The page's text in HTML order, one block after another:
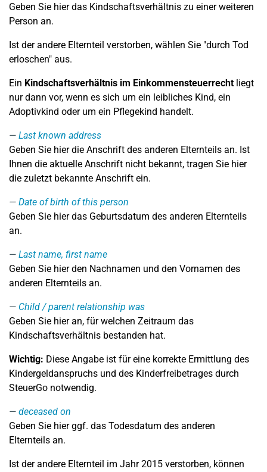
Geben Sie hier das Kindschaftsverhältnis zu einer weiteren
Person an.
Ist der andere Elternteil verstorben, wählen Sie "durch Tod
erloschen" aus.
Ein Kindschaftsverhältnis im Einkommensteuerrechtliegt
nur dann vor, wenn es sich um ein leibliches Kind, ein
Adoptivkind oder um ein Pflegekind handelt.
Last known address
Geben Sie hier die Anschrift des anderen Elternteils an. Ist
Ihnen die aktuelle Anschrift nicht bekannt, tragen Sie hier
die zuletzt bekannte Anschrift ein.
Date of birth of this person
Geben Sie hier das Geburtsdatum des anderen Elternteils
an.
Last name, first name
Geben Sie hier den Nachnamen und den Vornamen des
anderen Elternteils an.
Child / parent relationship was
Geben Sie hier an, für welchen Zeitraum das
Kindschaftsverhältnis bestanden hat.
Wichtig: Diese Angabe ist für eine korrekte Ermittlung des
Kindergeldanspruchs und des Kinderfreibetrages durch
SteuerGo notwendig.
deceased on
Geben Sie hier ggf. das Todesdatum des anderen
Elternteils an.
Ist der andere Elternteil im Jahr 2015 verstorben, können